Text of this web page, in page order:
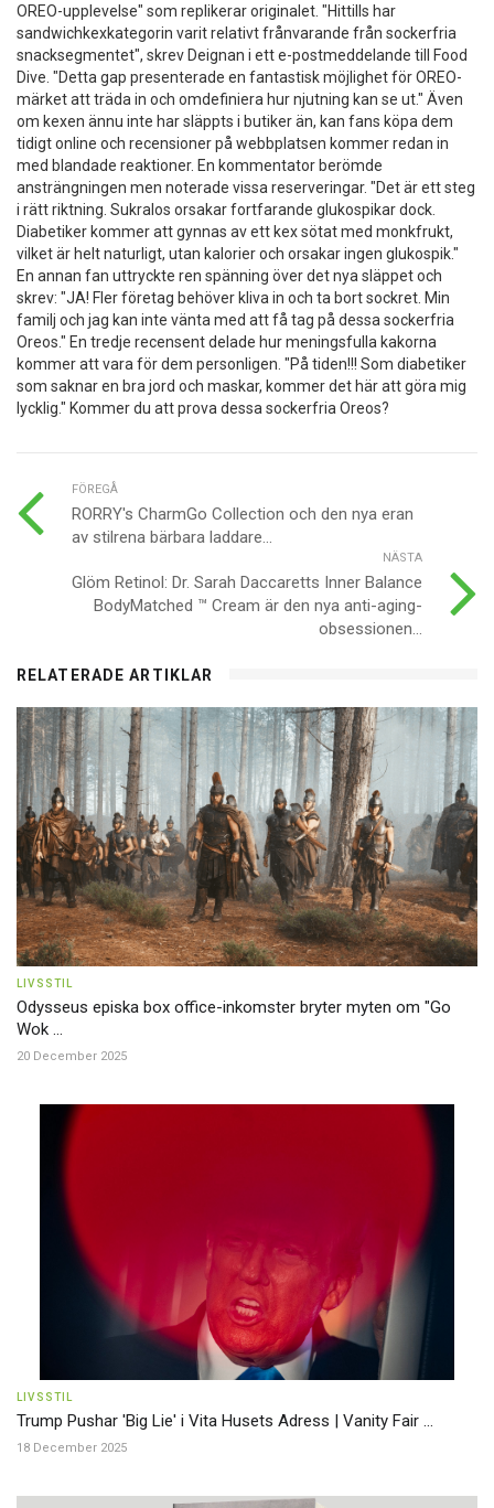
OREO-upplevelse" som replikerar originalet. "Hittills har
sandwichkexkategorin varit relativt frånvarande från sockerfria
snacksegmentet", skrev Deignan i ett e-postmeddelande till Food
Dive. "Detta gap presenterade en fantastisk möjlighet för OREO-
märket att träda in och omdefiniera hur njutning kan se ut." Även
om kexen ännu inte har släppts i butiker än, kan fans köpa dem
tidigt online och recensioner på webbplatsen kommer redan in
med blandade reaktioner. En kommentator berömde
ansträngningen men noterade vissa reserveringar. "Det är ett steg
i rätt riktning. Sukralos orsakar fortfarande glukospikar dock.
Diabetiker kommer att gynnas av ett kex sötat med monkfrukt,
vilket är helt naturligt, utan kalorier och orsakar ingen glukospik."
En annan fan uttryckte ren spänning över det nya släppet och
skrev: "JA! Fler företag behöver kliva in och ta bort sockret. Min
familj och jag kan inte vänta med att få tag på dessa sockerfria
Oreos." En tredje recensent delade hur meningsfulla kakorna
kommer att vara för dem personligen. "På tiden!!! Som diabetiker
som saknar en bra jord och maskar, kommer det här att göra mig
lycklig." Kommer du att prova dessa sockerfria Oreos?
FÖREGÅ
RORRY's CharmGo Collection och den nya eran
av stilrena bärbara laddare...
NÄSTA
Glöm Retinol: Dr. Sarah Daccaretts Inner Balance
BodyMatched ™ Cream är den nya anti-aging-
obsessionen...
RELATERADE ARTIKLAR
LIVSSTIL
Odysseus episka box office-inkomster bryter myten om "Go
Wok ...
20 December 2025
LIVSSTIL
Trump Pushar 'Big Lie' i Vita Husets Adress | Vanity Fair ...
18 December 2025